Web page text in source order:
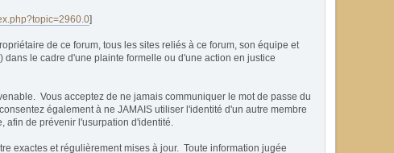
]
de ce forum, tous les sites reliés à ce forum, son équipe et
le cadre d'une plainte formelle ou d'une action en justice
Vous acceptez de ne jamais communiquer le mot de passe du
également à ne JAMAIS utiliser l'identité d'un autre membre
afin de prévenir l'usurpation d'identité.
exactes et régulièrement mises à jour. Toute information jugée